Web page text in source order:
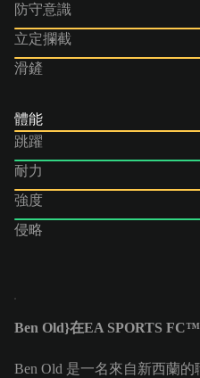
防守意識
立定攔截
滑鏟
體能
跳躍
耐力
強度
侵略
Ben Old}在EA SPORTS
Ben Old 是一名來自新西蘭